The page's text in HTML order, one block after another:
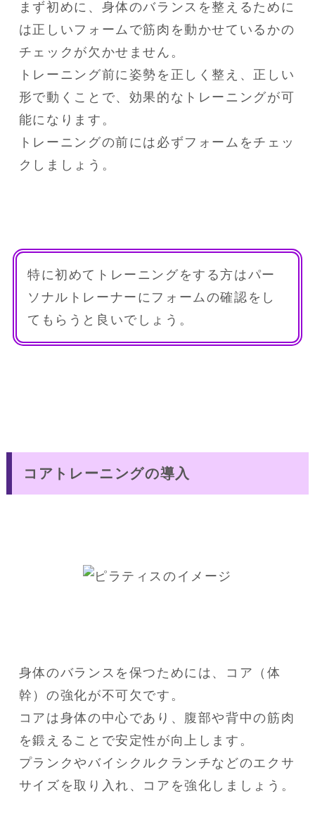
まず初めに、身体のバランスを整えるために
は正しいフォームで筋肉を動かせているかの
チェックが欠かせません。
トレーニング前に姿勢を正しく整え、正しい
形で動くことで、効果的なトレーニングが可
能になります。
トレーニングの前には必ずフォームをチェッ
クしましょう。
特に初めてトレーニングをする方はパー
ソナルトレーナーにフォームの確認をし
てもらうと良いでしょう。
コアトレーニングの導入
身体のバランスを保つためには、コア（体
幹）の強化が不可欠です。
コアは身体の中心であり、腹部や背中の筋肉
を鍛えることで安定性が向上します。
プランクやバイシクルクランチなどのエクサ
サイズを取り入れ、コアを強化しましょう。